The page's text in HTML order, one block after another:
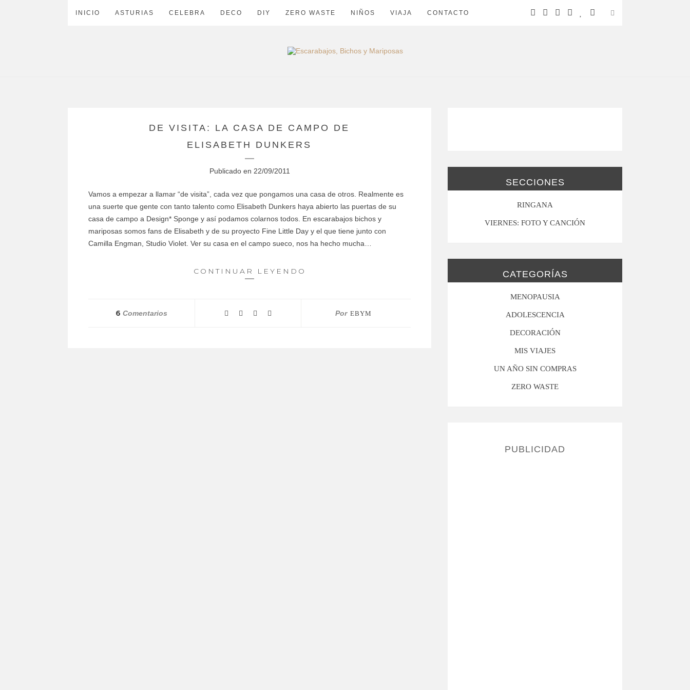
INICIO ASTURIAS CELEBRA DECO DIY ZERO WASTE NIÑOS VIAJA CONTACTO
DE VISITA: LA CASA DE CAMPO DE
ELISABETH DUNKERS
Publicado en 22/09/2011
Vamos a empezar a llamar “de visita”, cada vez que pongamos una casa de otros. Realmente es
una suerte que gente con tanto talento como Elisabeth Dunkers haya abierto las puertas de su
casa de campo a Design* Sponge y así podamos colarnos todos. En escarabajos bichos y
mariposas somos fans de Elisabeth y de su proyecto Fine Little Day y el que tiene junto con
Camilla Engman, Studio Violet. Ver su casa en el campo sueco, nos ha hecho mucha…
CONTINUAR LEYENDO
6 Comentarios Por EBYM
SECCIONES
RINGANA
VIERNES: FOTO Y CANCIÓN
CATEGORÍAS
MENOPAUSIA
ADOLESCENCIA
DECORACIÓN
MIS VIAJES
UN AÑO SIN COMPRAS
ZERO WASTE
PUBLICIDAD